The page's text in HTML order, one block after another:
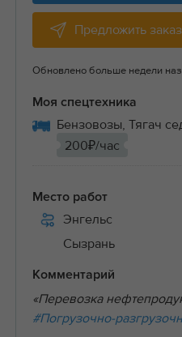
Предложить заказ
Обновлено больше недели
Моя спецтехника
Бензовозы, Тягач
200₽/час
Место работ
Энгельс
Сызрань
Комментарий
«Перевозка
#Погрузочно-